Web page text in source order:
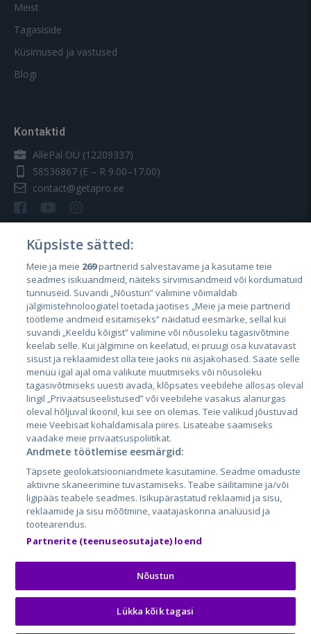
Meist
Tagasiside
Küsimused ja vastused
Blogi
Kontaktid
AllePal OÜ (12209337)
58536867 (E – R 9.00–17.00)
contact@getapro.ee
Riigid
Eesti
Läti
Leedu
City24.lv
City24.ee
GetaPro.lv
GetaPro.ee
Autoplius.lt
Aruodas.lt
CVbankas.lt
Kainos.lt
Paslaugos.lt
auto24.ee
Osta.ee
KuldneBörs.ee
© 2026 GetaPro. Kõik õigused kaitstud.
Küpsiste sätted:
Meie ja meie 269partnerid salvestavame ja kasutame teie
seadmes isikuandmeid, näiteks sirvimisandmeid või kordumatuid
tunnuseid. Suvandi „Nõustun” valimine võimaldab
jälgimistehnoloogiatel toetada jaotises „Meie ja meie partnerid
töötleme andmeid esitamiseks” näidatud eesmärke, sellal kui
suvandi „Keeldu kõigist” valimine või nõusoleku tagasivõtmine
keelab selle. Kui jälgimine on keelatud, ei pruugi osa kuvatavast
sisust ja reklaamidest olla teie jaoks nii asjakohased. Saate selle
menüü igal ajal oma valikute muutmiseks või nõusoleku
tagasivõtmiseks uuesti avada, klõpsates veebilehe allosas oleval
lingil „Privaatsuseelistused” või veebilehe vasakus alanurgas
oleval hõljuval ikoonil, kui see on olemas. Teie valikud jõustuvad
meie Veebisait kohaldamisala piires. Lisateabe saamiseks
vaadake meie privaatsuspoliitikat.
Andmete töötlemise eesmärgid:
Täpsete geolokatsiooniandmete kasutamine. Seadme omaduste
aktiivne skaneerimine tuvastamiseks. Teabe säilitamine ja/või
ligipääs teabele seadmes. Isikupärastatud reklaamid ja sisu,
reklaamide ja sisu mõõtmine, vaatajaskonna analüüsid ja
tootearendus.
Partnerite (teenuseosutajate) loend
Nõustun
Lükka kõik tagasi